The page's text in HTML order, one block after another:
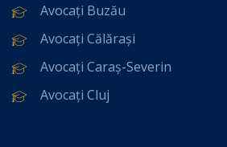
Avocați Buzău
Avocați Călărași
Avocați Caraș-Severin
Avocați Cluj